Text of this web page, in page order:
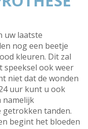
uw laatste
nog een beetje
kleuren. Dit zal
speeksel ook weer
niet dat de wonden
uur kunt u ook
namelijk
getrokken tanden.
begint het bloeden